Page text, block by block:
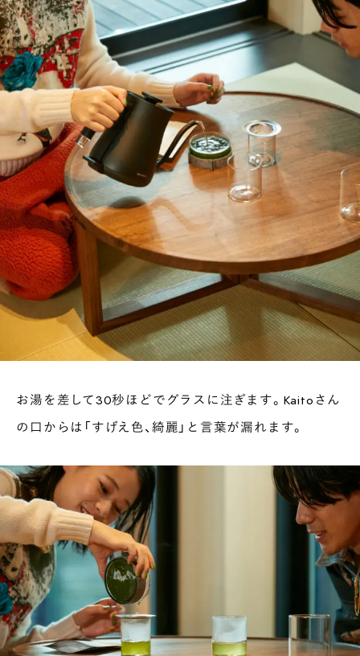
お湯を差して30秒ほどでグラスに注ぎます。Kaitoさん
の口からは「すげえ色、綺麗」と言葉が漏れます。